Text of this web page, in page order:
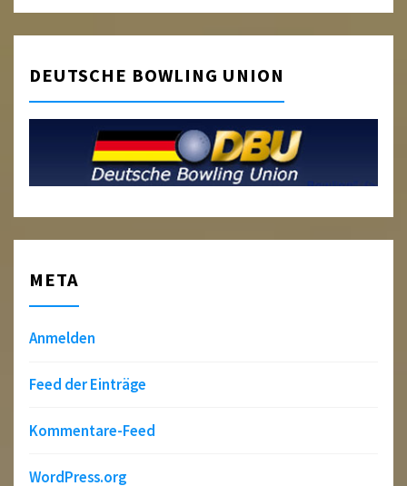
DEUTSCHE BOWLING UNION
META
Anmelden
Feed der Einträge
Kommentare-Feed
WordPress.org